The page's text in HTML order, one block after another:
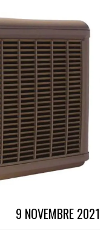
9 NOVEMBRE 2021